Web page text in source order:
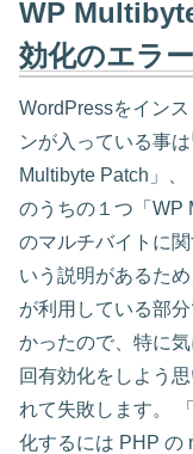
WP
効化のエラ
WordPressをイン
ンが入っている事
Multibyte Patch」
のうちの１つ「WP
のマルチバイトに
いう説明があるた
が利用している部
かったので、特に
回有効化をしよう
れて失敗します。
化するには PHP の